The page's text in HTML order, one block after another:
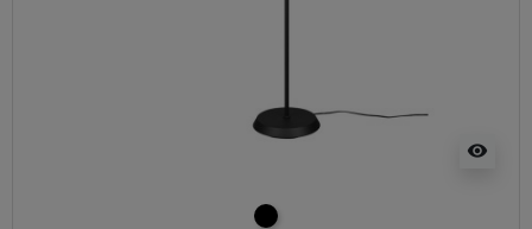
visibility
czarny